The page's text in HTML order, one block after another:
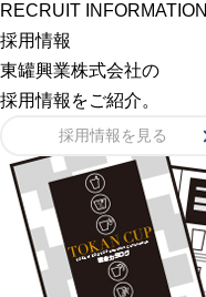
RECRUIT INFORMATION
採用情報
東罐興業株式会社の
採用情報をご紹介。
採用情報を見る